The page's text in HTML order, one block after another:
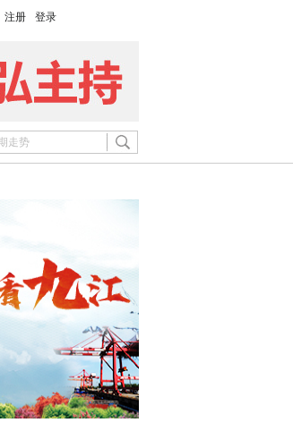
注册 登录